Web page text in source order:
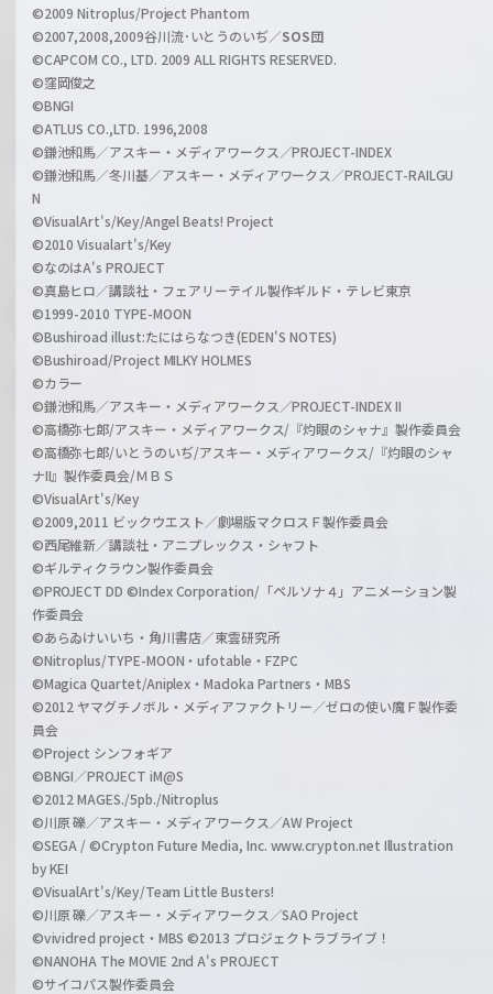
l
©2009 Nitroplus/Project Phantom
©2007,2008,2009谷川流･いとうのいぢ／SOS団
©CAPCOM CO., LTD. 2009 ALL RIGHTS RESERVED.
©窪岡俊之
©BNGI
©ATLUS CO.,LTD. 1996,2008
©鎌池和馬／アスキー・メディアワークス／PROJECT-INDEX
©鎌池和馬／冬川基／アスキー・メディアワークス／PROJECT-RAILGU
N
©VisualArt's/Key/Angel Beats! Project
©2010 Visualart's/Key
©なのはA's PROJECT
©真島ヒロ／講談社・フェアリーテイル製作ギルド・テレビ東京
©1999-2010 TYPE-MOON
©Bushiroad illust:たにはらなつき(EDEN'S NOTES)
©Bushiroad/Project MILKY HOLMES
©カラー
©鎌池和馬／アスキー・メディアワークス／PROJECT-INDEX II
©高橋弥七郎/アスキー・メディアワークス/『灼眼のシャナ』製作委員会
©高橋弥七郎/いとうのいぢ/アスキー・メディアワークス/『灼眼のシャ
ナII』製作委員会/ＭＢＳ
©VisualArt's/Key
©2009,2011 ビックウエスト／劇場版マクロスＦ製作委員会
©西尾維新／講談社・アニプレックス・シャフト
©ギルティクラウン製作委員会
©PROJECT DD ©Index Corporation/「ペルソナ４」アニメーション製
作委員会
©あらゐけいいち・角川書店／東雲研究所
©Nitroplus/TYPE-MOON・ufotable・FZPC
©Magica Quartet/Aniplex・Madoka Partners・MBS
©2012 ヤマグチノボル・メディアファクトリー／ゼロの使い魔Ｆ製作委
員会
©Project シンフォギア
©BNGI／PROJECT iM@S
©2012 MAGES./5pb./Nitroplus
©川原 礫／アスキー・メディアワークス／AW Project
©SEGA / ©Crypton Future Media, Inc. www.crypton.net Illustration
by KEI
©VisualArt's/Key/Team Little Busters!
©川原 礫／アスキー・メディアワークス／SAO Project
©vividred project・MBS ©2013 プロジェクトラブライブ！
©NANOHA The MOVIE 2nd A's PROJECT
©サイコパス製作委員会